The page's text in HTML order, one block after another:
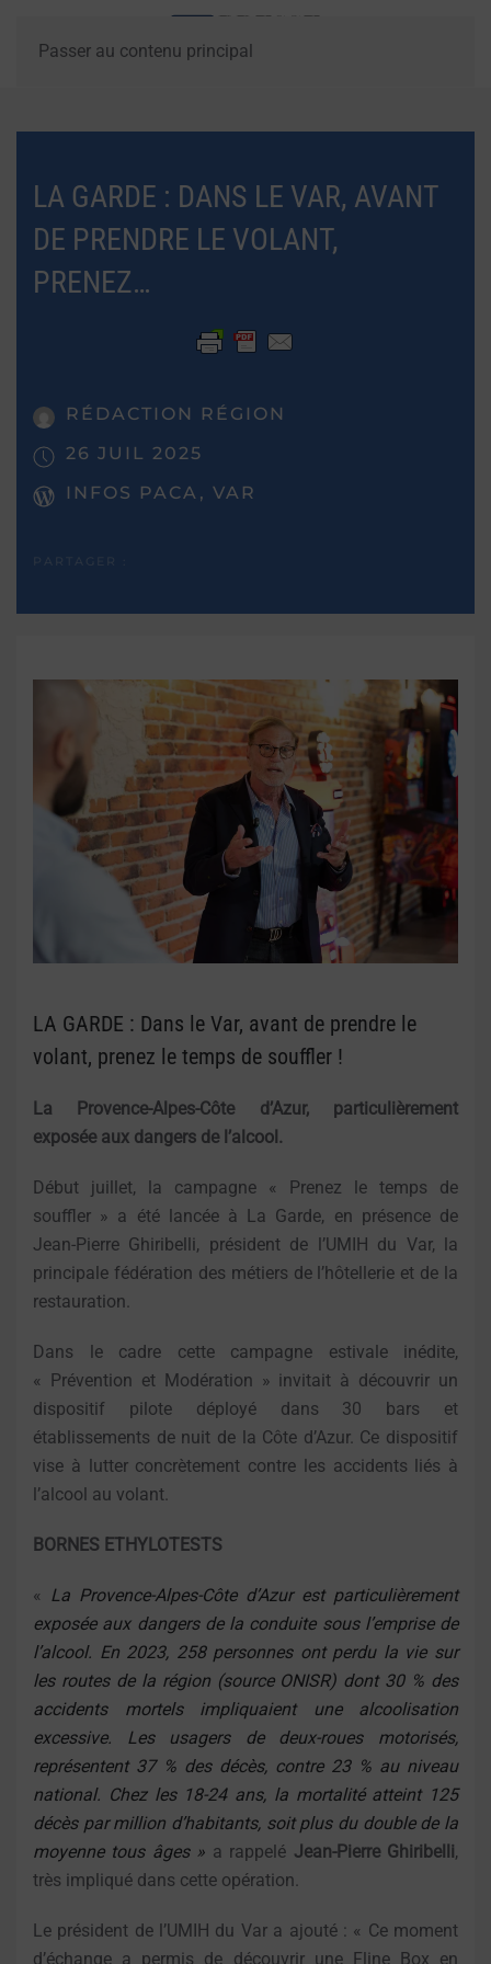
Passer au contenu principal
LA GARDE : DANS LE VAR, AVANT
DE PRENDRE LE VOLANT,
PRENEZ…
RÉDACTION RÉGION
26 JUIL 2025
INFOS PACA, VAR
LA GARDE : Dans le Var, avant de prendre le
volant, prenez le temps de souffler !
La Provence-Alpes-Côte d’Azur, particulièrement
exposée aux dangers de l’alcool .
Début juillet, la campagne « Prenez le temps de
souffler » a été lancée à La Garde, en présence de
Jean-Pierre Ghiribelli, président de l’UMIH du Var, la
principale fédération des métiers de l’hôtellerie et de la
restauration.
Dans le cadre cette campagne estivale inédite,
« Prévention et Modération » invitait à découvrir un
dispositif pilote déployé dans 30 bars et
établissements de nuit de la Côte d’Azur. Ce dispositif
vise à lutter concrètement contre les accidents liés à
l’alcool au volant.
BORNES ETHYLOTESTS
«
La Provence-Alpes-Côte d’Azur est particulièrement
exposée aux dangers de la conduite sous l’emprise de
l’alcool. En 2023, 258 personnes ont perdu la vie sur
les routes de la région (source ONISR) dont 30 % des
accidents mortels impliquaient une alcoolisation
excessive. Les usagers de deux-roues motorisés,
représentent 37 % des décès, contre 23 % au niveau
national. Chez les 18-24 ans, la mortalité atteint 125
décès par million d’habitants, soit plus du double de la
moyenne tous âges » a rappelé Jean-Pierre Ghiribelli,
très impliqué dans cette opération.
Le président de l’UMIH du Var a ajouté : « Ce moment
d’échange a permis de découvrir une Fline Box en